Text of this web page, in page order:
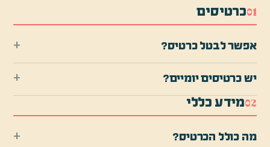
01 כרטיסים
אפשר לבטל כרטיס? +
יש כרטיסים יומיים? +
02 מידע כללי
מה כולל הכרטיס? +